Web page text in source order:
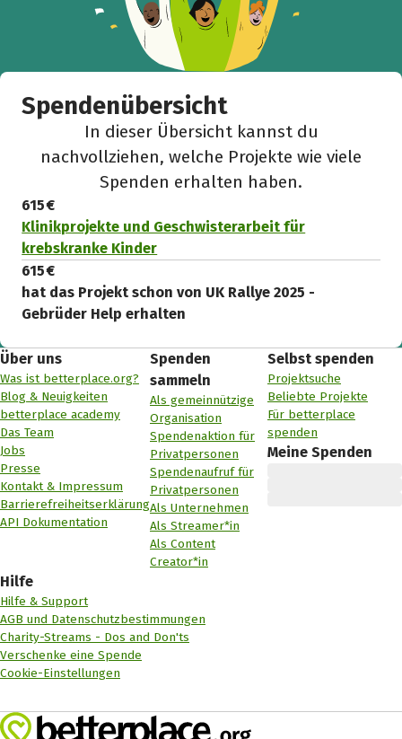
Spendenübersicht
In dieser Übersicht kannst du
nachvollziehen, welche Projekte wie viele
Spenden erhalten haben.
615 €
Klinikprojekte und Geschwisterarbeit für
krebskranke Kinder
615 €
hat das Projekt schon von UK Rallye 2025 -
Gebrüder Help erhalten
Über uns
Was ist betterplace.org?
Blog & Neuigkeiten
betterplace academy
Das Team
Jobs
Presse
Kontakt & Impressum
Barrierefreiheitserklärung
API Dokumentation
Spenden
sammeln
Als gemeinnützige
Organisation
Spendenaktion für
Privatpersonen
Spendenaufruf für
Privatpersonen
Als Unternehmen
Als Streamer*in
Als Content
Creator*in
Selbst spenden
Projektsuche
Beliebte Projekte
Für betterplace
spenden
Meine Spenden
Hilfe
Hilfe & Support
AGB und Datenschutzbestimmungen
Charity-Streams - Dos and Don'ts
Verschenke eine Spende
Cookie-Einstellungen